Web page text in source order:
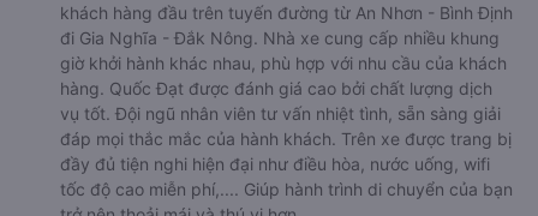
khách hàng đầu trên tuyến đường từ An Nhơn - Bình Định
đi Gia Nghĩa - Đắk Nông. Nhà xe cung cấp nhiều khung
giờ khởi hành khác nhau, phù hợp với nhu cầu của khách
hàng. Quốc Đạt được đánh giá cao bởi chất lượng dịch
vụ tốt. Đội ngũ nhân viên tư vấn nhiệt tình, sẵn sàng giải
đáp mọi thắc mắc của hành khách. Trên xe được trang bị
đầy đủ tiện nghi hiện đại như điều hòa, nước uống, wifi
tốc độ cao miễn phí,.... Giúp hành trình di chuyển của bạn